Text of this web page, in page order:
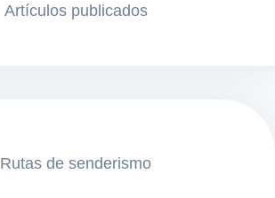
Artículos publicados
Rutas de senderismo